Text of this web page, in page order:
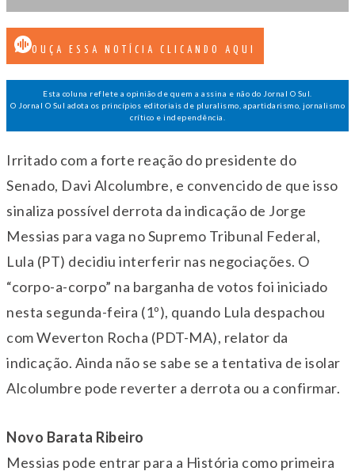
OUÇA ESSA NOTÍCIA CLICANDO AQUI
Esta coluna reflete a opinião de quem a assina e não do Jornal O Sul.
O Jornal O Sul adota os princípios editoriais de pluralismo, apartidarismo, jornalismo
crítico e independência.
Irritado com a forte reação do presidente do
Senado, Davi Alcolumbre, e convencido de que isso
sinaliza possível derrota da indicação de Jorge
Messias para vaga no Supremo Tribunal Federal,
Lula (PT) decidiu interferir nas negociações. O
“corpo-a-corpo” na barganha de votos foi iniciado
nesta segunda-feira (1º), quando Lula despachou
com Weverton Rocha (PDT-MA), relator da
indicação. Ainda não se sabe se a tentativa de isolar
Alcolumbre pode reverter a derrota ou a confirmar.
Novo Barata Ribeiro
Messias pode entrar para a História como primeira